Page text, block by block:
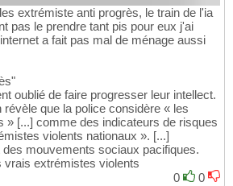
extrémiste anti progrès, le train de l'ia
pas le prendre tant pis pour eux j'ai
a fait pas mal de ménage aussi
oublié de faire progresser leur intellect.
révèle que la police considère « les
» [...] comme des indicateurs de risques
violents nationaux ». [...]
mouvements sociaux pacifiques.
vrais extrémistes violents
0
0